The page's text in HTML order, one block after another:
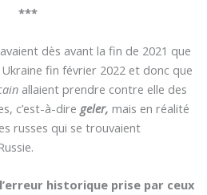
***
dès avant la fin de 2021 que
fin février 2022 et donc que
allaient prendre contre elle des
c’est-à-dire geler, mais en réalité
russes qui se trouvaient
historique prise par ceux